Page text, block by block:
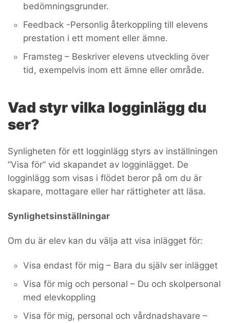
bedömningsgrunder.
Feedback -Personlig återkoppling till elevens
prestation i ett moment eller ämne.
Framsteg – Beskriver elevens utveckling över
tid, exempelvis inom ett ämne eller område.
Vad styr vilka logginlägg du
ser?
Synligheten för ett logginlägg styrs av inställningen
”Visa för” vid skapandet av logginlägget. De
logginlägg som visas i flödet beror på om du är
skapare, mottagare eller har rättigheter att läsa.
Synlighetsinställningar
Om du är elev kan du välja att visa inlägget för:
Visa endast för mig – Bara du själv ser inlägget
Visa för mig och personal – Du och skolpersonal
med elevkoppling
Visa för mig, personal och vårdnadshavare –